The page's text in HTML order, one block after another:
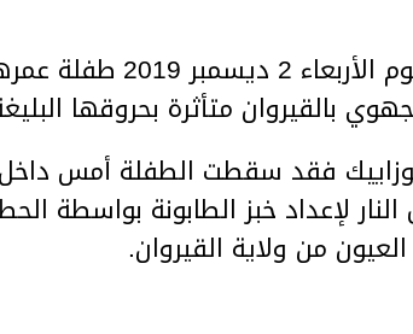
بالقيروان متأثرة بحروقها
فقد سقطت الطفلة أمس داخل
لإعداد خبز الطابونة بواسطة
من ولاية القيروان.